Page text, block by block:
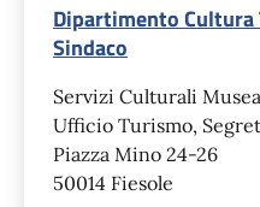
Dipartimento Cultura
Sindaco
Servizi Culturali
Ufficio Turismo,
Piazza Mino 24-26
50014 Fiesole